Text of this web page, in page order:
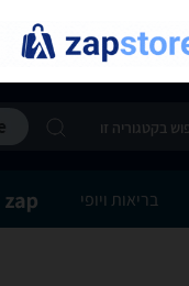
בקטגוריה זו
בריאות ויופי